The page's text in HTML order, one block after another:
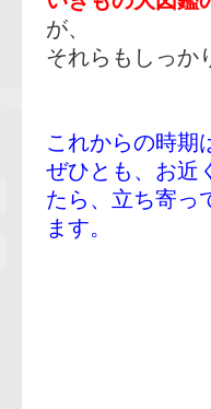
が、
それらもしっか
これからの時期
ぜひとも、お近
たら、立ち寄っ
ます。